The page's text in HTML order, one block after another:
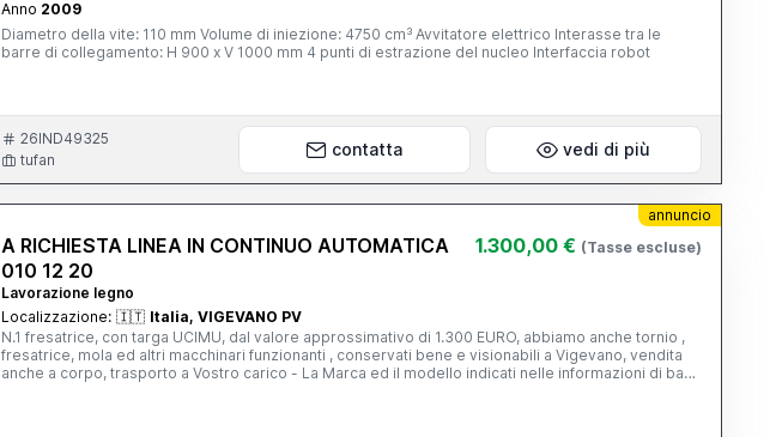
Anno 2009
Diametro della vite: 110 mm Volume di iniezione: 4750 cm³ Avvitatore elettrico Interasse tra le
barre di collegamento: H 900 x V 1000 mm 4 punti di estrazione del nucleo Interfaccia robot
26IND49325
tufan
contatta vedi di più
annuncio
A RICHIESTA LINEA IN CONTINUO AUTOMATICA
010 12 20
Lavorazione legno
1.300,00 € (Tasse escluse)
Localizzazione: 🇮🇹 Italia, VIGEVANO PV
N.1 fresatrice, con targa UCIMU, dal valore approssimativo di 1.300 EURO, abbiamo anche tornio ,
fresatrice, mola ed altri macchinari funzionanti , conservati bene e visionabili a Vigevano, vendita
anche a corpo, trasporto a Vostro carico - La Marca ed il modello indicati nelle informazioni di base